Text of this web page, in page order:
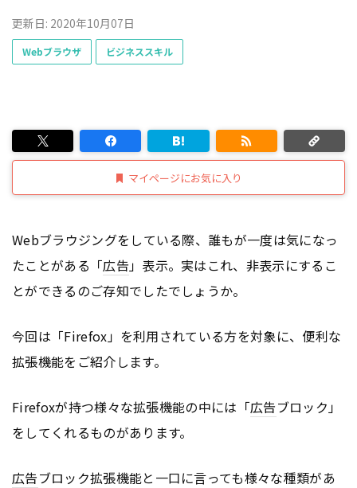
更新日: 2020年10月07日
Webブラウザ ビジネススキル
マイページにお気に入り
Webブラウジングをしている際、誰もが一度は気になっ
たことがある「広告」表示。実はこれ、非表示にするこ
とができるのご存知でしたでしょうか。
今回は「Firefox」を利用されている方を対象に、便利な
拡張機能をご紹介します。
Firefoxが持つ様々な拡張機能の中には「広告ブロック」
をしてくれるものがあります。
広告ブロック拡張機能と一口に言っても様々な種類があ